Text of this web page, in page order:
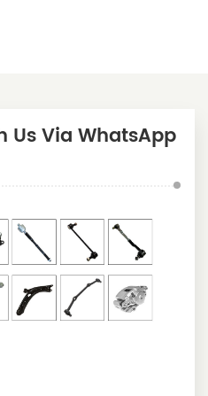
Us Via WhatsApp